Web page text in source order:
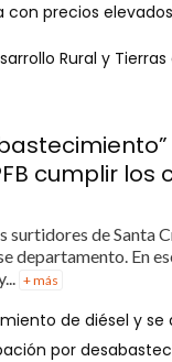
precios
Rural y
cumplir los
surtidores de Santa
departamento. En
+ más
de diésel y
por